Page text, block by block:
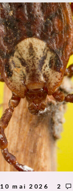
10 mai 2026 2